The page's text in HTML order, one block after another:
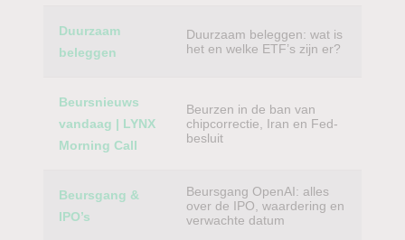
Duurzaam
beleggen
Duurzaam beleggen: wat is
het en welke ETF’s zijn er?
Beursnieuws
vandaag | LYNX
Morning Call
Beurzen in de ban van
chipcorrectie, Iran en Fed-
besluit
Beursgang &
IPO’s
Beursgang OpenAI: alles
over de IPO, waardering en
verwachte datum